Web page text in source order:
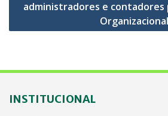
administradores e contadores
Organizacional
INSTITUCIONAL